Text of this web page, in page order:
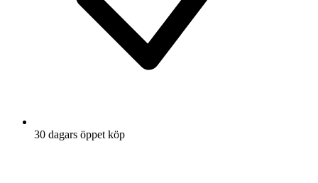
30 dagars öppet köp